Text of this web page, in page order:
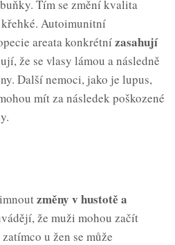
Tím se změní kvalita
křehké. Autoimunitní
areata konkrétnízasahují
že se vlasy lámou a následně
Další nemoci, jako je lupus,
mít za následek poškozené
změny v hustotě a
že muži mohou začít
u žen se může